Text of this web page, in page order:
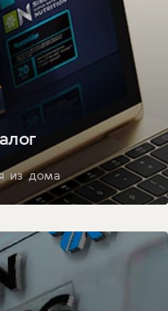
из дома